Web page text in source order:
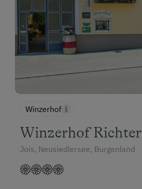
Winzerhof
Winzerhof Richter
Jois, Neusiedlersee, Burgenland